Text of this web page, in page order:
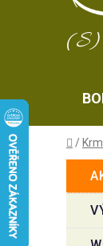
(S)
Domů
/
o
t